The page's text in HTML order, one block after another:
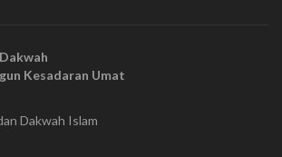
Kesadaran Umat
Dakwah Islam